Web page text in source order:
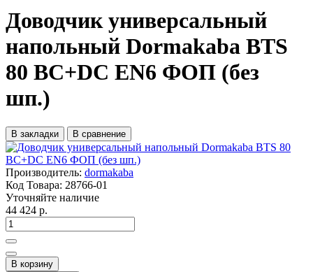
Доводчик универсальный
напольный Dormakaba BTS
80 BC+DC EN6 ФОП (без
шп.)
В закладки В сравнение
Производитель: dormakaba
Код Товара: 28766-01
Уточняйте наличие
44 424 р.
В корзину